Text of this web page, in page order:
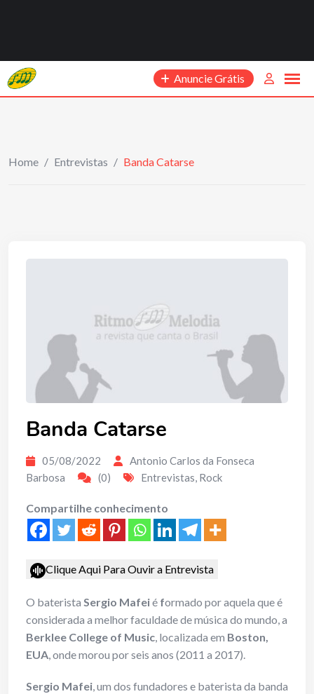
Anuncie Grátis
Home / Entrevistas / Banda Catarse
Banda Catarse
05/08/2022
Antonio Carlos da Fonseca
Barbosa
(0) Entrevistas, Rock
Compartilhe conhecimento
Clique Aqui Para Ouvir a Entrevista
O baterista Sergio Mafeié formado por aquela que é
considerada a melhor faculdade de música do mundo, a
Berklee College of Music, localizada em Boston,
EUA, onde morou por seis anos (2011 a 2017).
Sergio Mafei, um dos fundadores e baterista da banda